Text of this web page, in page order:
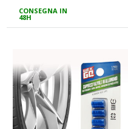
CONSEGNA IN
48H